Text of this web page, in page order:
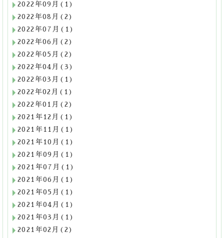
2022年09月(1)
2022年08月(2)
2022年07月(1)
2022年06月(2)
2022年05月(2)
2022年04月(3)
2022年03月(1)
2022年02月(1)
2022年01月(2)
2021年12月(1)
2021年11月(1)
2021年10月(1)
2021年09月(1)
2021年07月(1)
2021年06月(1)
2021年05月(1)
2021年04月(1)
2021年03月(1)
2021年02月(2)